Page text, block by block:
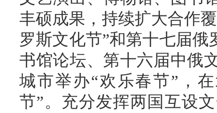
丰硕成果，持续扩大合作
罗斯文化节”和第十七届俄
书馆论坛、第十六届中俄
城市举办“欢乐春节”，
节”。充分发挥两国互设